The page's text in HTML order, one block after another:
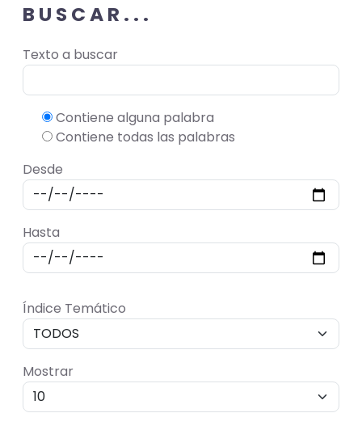
Texto a buscar
Contiene alguna palabra
Desde
Hasta
Índice Temático
Mostrar